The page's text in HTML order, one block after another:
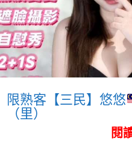
限熟客【三民】悠悠
（里）
閱